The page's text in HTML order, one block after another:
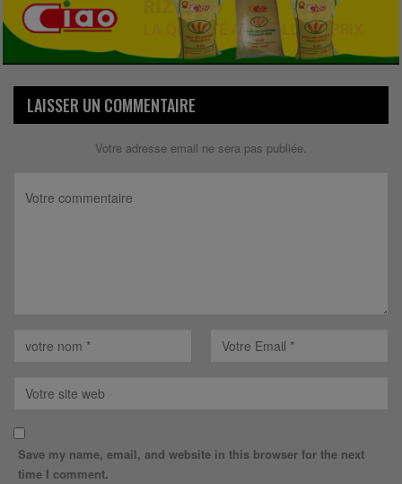
LAISSER UN COMMENTAIRE
Votre adresse email ne sera pas publiée.
Save my name, email, and website in this browser for the next
time I comment.